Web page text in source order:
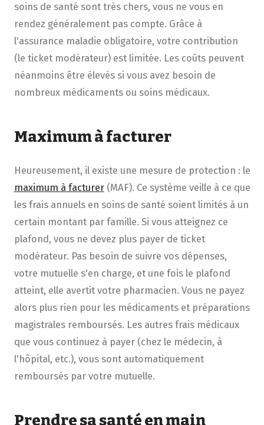
soins de santé sont très chers, vous ne vous en
rendez généralement pas compte. Grâce à
l'assurance maladie obligatoire, votre contribution
(le ticket modérateur) est limitée. Les coûts peuvent
néanmoins être élevés si vous avez besoin de
nombreux médicaments ou soins médicaux.
Maximum à facturer
Heureusement, il existe une mesure de protection : le
maximum à facturer(MAF). Ce système veille à ce que
les frais annuels en soins de santé soient limités à un
certain montant par famille. Si vous atteignez ce
plafond, vous ne devez plus payer de ticket
modérateur. Pas besoin de suivre vos dépenses,
votre mutuelle s'en charge, et une fois le plafond
atteint, elle avertit votre pharmacien. Vous ne payez
alors plus rien pour les médicaments et préparations
magistrales remboursés. Les autres frais médicaux
que vous continuez à payer (chez le médecin, à
l'hôpital, etc.), vous sont automatiquement
remboursés par votre mutuelle.
Prendre sa santé en main